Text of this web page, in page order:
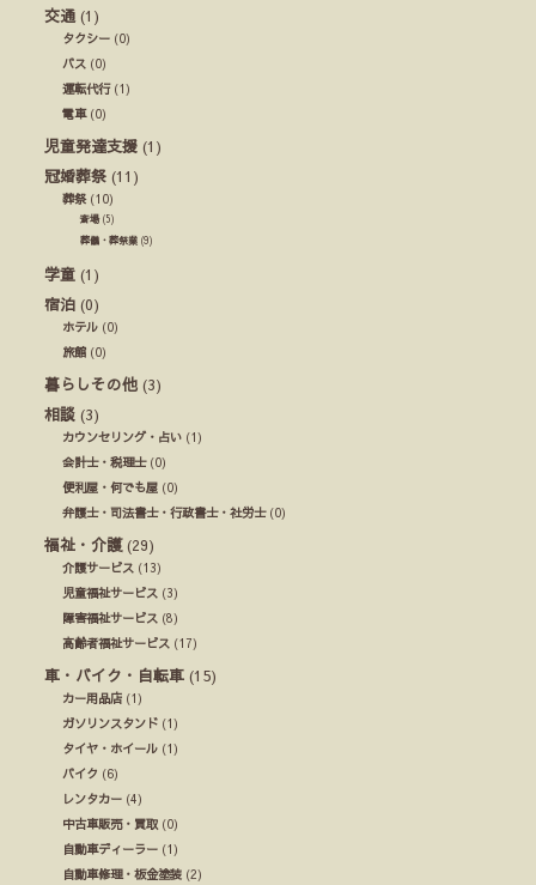
交通 (1)
タクシー (0)
バス (0)
運転代行(1)
電車(0)
児童発達支援 (1)
冠婚葬祭 (11)
葬祭(10)
斎場(5)
葬儀・葬祭業 (9)
学童 (1)
宿泊 (0)
ホテル (0)
旅館 (0)
暮らしその他 (3)
相談 (3)
カウンセリング・占い (1)
会計士・税理士(0)
便利屋・何でも屋 (0)
弁護士・司法書士・行政書士・社労士(0)
福祉・介護(29)
介護サービス (13)
児童福祉サービス (3)
障害福祉サービス (8)
高齢者福祉サービス (17)
車・バイク・自転車 (15)
カー用品店 (1)
ガソリンスタンド (1)
タイヤ・ホイール (1)
バイク (6)
レンタカー (4)
中古車販売・買取 (0)
自動車ディーラー (1)
自動車修理・板金塗装 (2)